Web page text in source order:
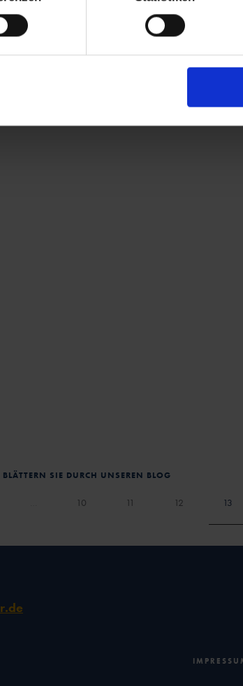
Kurzbericht im Daxeder Blog.
BLÄTTERN SIE DURCH UNSEREN BLOG
10 11 12 13